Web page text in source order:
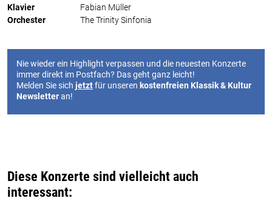
Klavier
Fabian Müller
Orchester
The Trinity Sinfonia
Nie wieder ein Highlight verpassen und die neuesten Konzerte
immer direkt im Postfach? Das geht ganz leicht!
Melden Sie sich jetztfür unseren kostenfreien Klassik & Kultur
Newsletteran!
Diese Konzerte sind vielleicht auch
interessant: